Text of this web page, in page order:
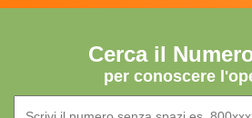
Cerca il
per conoscere